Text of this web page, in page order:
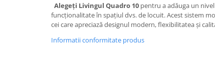
Alegeți Livingul Quadro 10 pentru a adăuga un
funcționalitate în spațiul dvs. de locuit. Acest sistem
cei care apreciază designul modern, flexibilitatea și
Informatii conformitate produs